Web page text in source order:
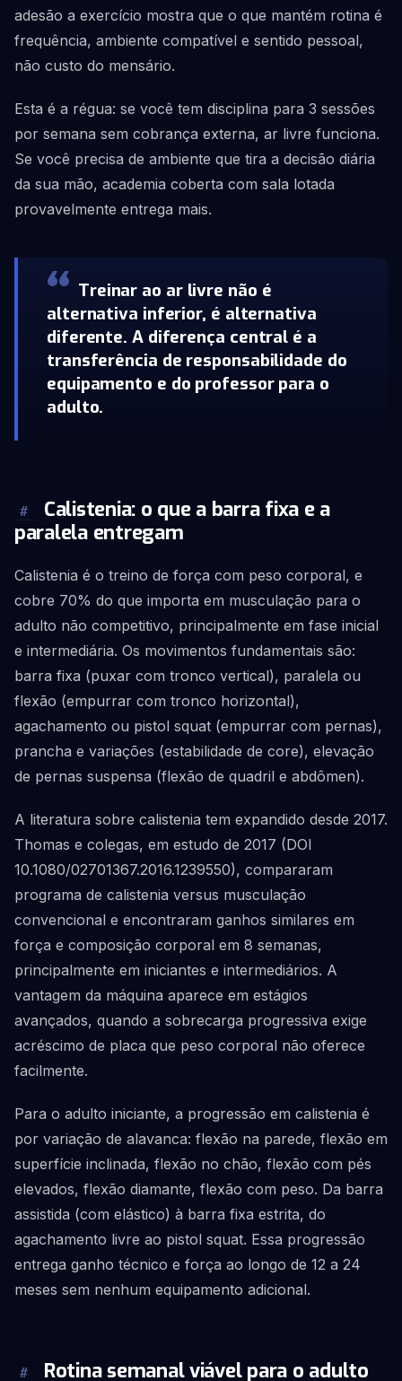
adesão a exercício mostra que o que mantém rotina é
frequência, ambiente compatível e sentido pessoal,
não custo do mensário.
Esta é a régua: se você tem disciplina para 3 sessões
por semana sem cobrança externa, ar livre funciona.
Se você precisa de ambiente que tira a decisão diária
da sua mão, academia coberta com sala lotada
provavelmente entrega mais.
Treinar ao ar livre não é
alternativa inferior, é alternativa
diferente. A diferença central é a
transferência de responsabilidade do
equipamento e do professor para o
adulto.
#
Calistenia: o que a barra fixa e a
paralela entregam
Calistenia é o treino de força com peso corporal, e
cobre 70% do que importa em musculação para o
adulto não competitivo, principalmente em fase inicial
e intermediária. Os movimentos fundamentais são:
barra fixa (puxar com tronco vertical), paralela ou
flexão (empurrar com tronco horizontal),
agachamento ou pistol squat (empurrar com pernas),
prancha e variações (estabilidade de core), elevação
de pernas suspensa (flexão de quadril e abdômen).
A literatura sobre calistenia tem expandido desde 2017.
Thomas e colegas, em estudo de 2017 (DOI
10.1080/02701367.2016.1239550), compararam
programa de calistenia versus musculação
convencional e encontraram ganhos similares em
força e composição corporal em 8 semanas,
principalmente em iniciantes e intermediários. A
vantagem da máquina aparece em estágios
avançados, quando a sobrecarga progressiva exige
acréscimo de placa que peso corporal não oferece
facilmente.
Para o adulto iniciante, a progressão em calistenia é
por variação de alavanca: flexão na parede, flexão em
superfície inclinada, flexão no chão, flexão com pés
elevados, flexão diamante, flexão com peso. Da barra
assistida (com elástico) à barra fixa estrita, do
agachamento livre ao pistol squat. Essa progressão
entrega ganho técnico e força ao longo de 12 a 24
meses sem nenhum equipamento adicional.
# Rotina semanal viável para o adulto